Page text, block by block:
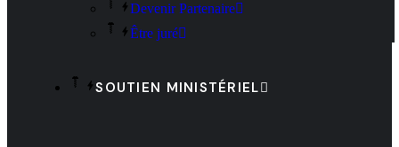
Devenir Partenaire
Être juré
SOUTIEN MINISTÉRIEL